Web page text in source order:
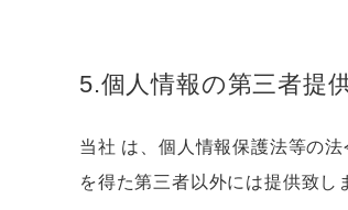
5.個人情報の第三者提
当社 は、個人情報保護法等の
を得た第三者以外には提供致し